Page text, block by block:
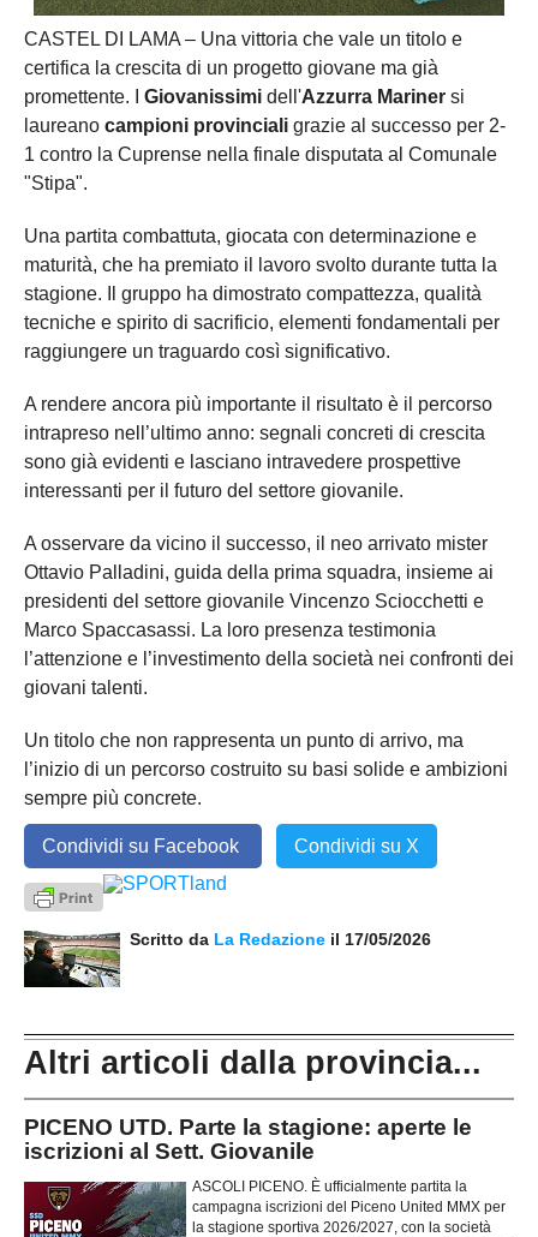
CASTEL DI LAMA – Una vittoria che vale un titolo e
certifica la crescita di un progetto giovane ma già
promettente. I Giovanissimi dell'Azzurra Mariner si
laureano campioni provinciali grazie al successo per 2-
1 contro la Cuprense nella finale disputata al Comunale
"Stipa".
Una partita combattuta, giocata con determinazione e
maturità, che ha premiato il lavoro svolto durante tutta la
stagione. Il gruppo ha dimostrato compattezza, qualità
tecniche e spirito di sacrificio, elementi fondamentali per
raggiungere un traguardo così significativo.
A rendere ancora più importante il risultato è il percorso
intrapreso nell’ultimo anno: segnali concreti di crescita
sono già evidenti e lasciano intravedere prospettive
interessanti per il futuro del settore giovanile.
A osservare da vicino il successo, il neo arrivato mister
Ottavio Palladini, guida della prima squadra, insieme ai
presidenti del settore giovanile Vincenzo Sciocchetti e
Marco Spaccasassi. La loro presenza testimonia
l’attenzione e l’investimento della società nei confronti dei
giovani talenti.
Un titolo che non rappresenta un punto di arrivo, ma
l’inizio di un percorso costruito su basi solide e ambizioni
sempre più concrete.
Condividi su Facebook Condividi su X
Scritto da La Redazione il 17/05/2026
Altri articoli dalla provincia...
PICENO UTD. Parte la stagione: aperte le
iscrizioni al Sett. Giovanile
ASCOLI PICENO. È ufficialmente partita la
campagna iscrizioni del Piceno United MMX per
la stagione sportiva 2026/2027, con la società